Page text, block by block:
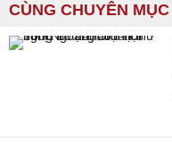
CÙNG CHUYÊN MỤC